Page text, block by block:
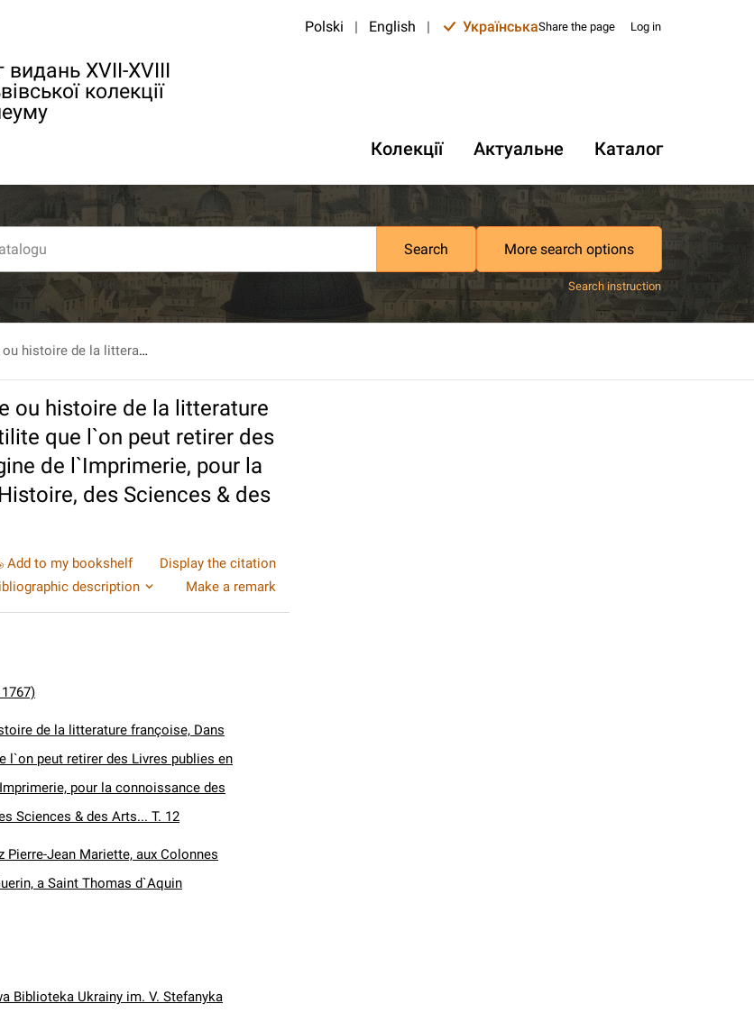
видань XVII-XVIII
колекції
Polski | English | УкраїнськаShare the page Log in
Колекції Актуальне Каталог
Search More search options
Search instruction
Bibliotheque françoise ou histoire de la litterature françoise, Dans laquelle on montre l`utilite que l`on peut retirer des Livres publies en François depuis l`origine de l`Imprimerie, pour la connoissance des Belles Lettres, de l`Histoire, des Sciences & des Arts... T. 12
ou histoire de la litterature
que l`on peut retirer des
de l`Imprimerie, pour la
des Sciences & des
Add to my bookshelf
Display the citation
description
Make a remark
de la litterature françoise, Dans
l`on peut retirer des Livres publies en
pour la connoissance des
Sciences & des Arts... T. 12
Pierre-Jean Mariette, aux Colonnes
a Saint Thomas d`Aquin
Biblioteka Ukrainy im. V. Stefanyka